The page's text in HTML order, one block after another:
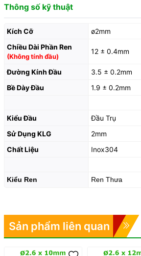
Thông số kỹ thuật
Kích Cỡ
ø2mm
Chiều Dài Phần Ren
(Không tính đầu)
12 ± 0.4mm
Đường Kính Đầu
3.5 ± 0.2mm
Bề Dày Đầu
1.9 ± 0.2mm
Kiểu Đầu
Đầu Trụ
Sử Dụng KLG
2mm
Chất Liệu
Inox304
Kiểu Ren Ren Thưa
Sản phẩm liên quan